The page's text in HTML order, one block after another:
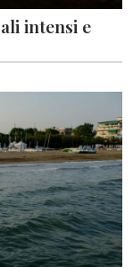
intensi e